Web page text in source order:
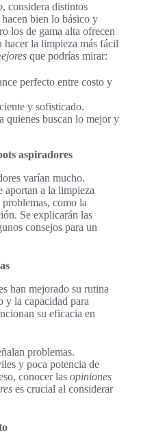
, considera distintos
bien lo básico y
los de gama alta ofrecen
hacer la limpieza más fácil
que podrías mirar:
perfecto entre costo y
y sofisticado.
quienes buscan lo mejor y
aspiradores
varían mucho.
aportan a la limpieza
como la
Se explicarán las
consejos para un
han mejorado su rutina
y la capacidad para
su eficacia en
problemas.
y poca potencia de
conocer las opiniones
es crucial al considerar